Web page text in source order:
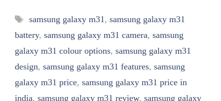
Tags
samsung galaxy m31, samsung galaxy m31
battery, samsung galaxy m31 camera, samsung
galaxy m31 colour options, samsung galaxy m31
design, samsung galaxy m31 features, samsung
galaxy m31 price, samsung galaxy m31 price in
india, samsung galaxy m31 review, samsung galaxy